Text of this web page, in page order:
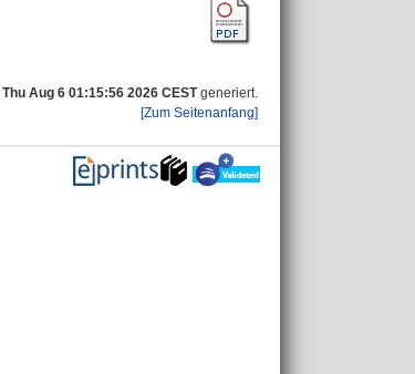
Thu Aug 6 01:15:56 2026 CESTgeneriert.
[Zum Seitenanfang]